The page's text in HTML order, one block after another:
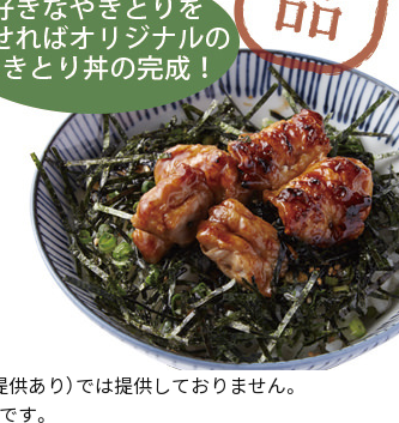
あり）では提供しておりません。
す。